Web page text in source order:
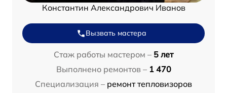
Константин Александрович Иванов
Вызвать мастера
Стаж работы мастером – 5 лет
Выполнено ремонтов – 1 470
Специализация – ремонт тепловизоров